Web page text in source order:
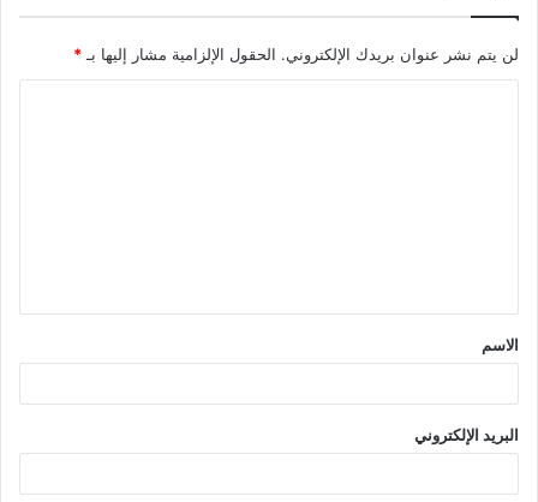
لن يتم نشر عنوان بريدك الإلكتروني. الحقول الإلزامية مشار إليها بـ *
ق
*
الاسم
البريد الإلكتروني